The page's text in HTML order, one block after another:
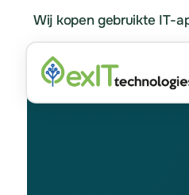
Wij kopen gebruikte IT-